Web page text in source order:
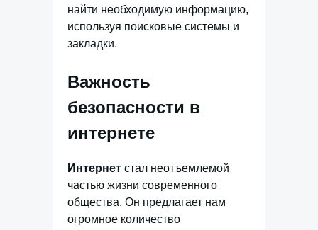
найти необходимую информацию,
используя поисковые системы и
закладки.
Важность
безопасности в
интернете
Интернет стал неотъемлемой
частью жизни современного
общества. Он предлагает нам
огромное количество